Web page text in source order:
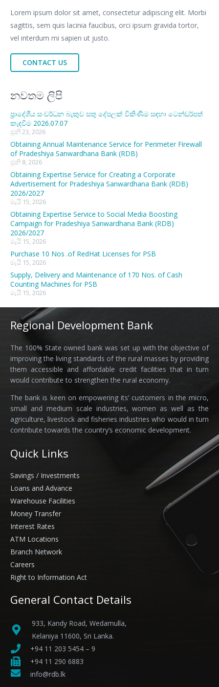
Lorem ipsum dolor sit amet, consectetur adipiscing elit. Morbi
sagittis, sem quis lacinia faucibus, orci ipsum gravida tortor,
vel interdum mi sapien ut justo.
CONTACT US
නවතම ලිපි
ප්‍රාදේශීය සංවර්ධන බැකුව සතු දේපලක් විකිණීම සඳහා ටෙන්ඩර්පත්
කැඳවීම 2026.07.07
ජූනි 23, 2026
Obtaining Annual Maintenance Service for Perimeter Firewall
of Pradeshiya Sanwardhana Bank (RDB)
ජූනි 8, 2026
Obtaining Expertise Service for Creating a Corporate
Advertisement for Pradeshiya Sanwardhana Bank (RDB)
2026/2027
මැයි 15, 2026
Obtaining Expertise Service to Social Media Boosting
Campaign for Pradeshiya Sanwardhana Bank (RDB)
2026/2027
මැයි 15, 2026
Purchase 10 Nos .of RedHat Licenses for PSB
මැයි 15, 2026
Supply, Delivery and Maintenance of 170 Nos. of Cash
Counting Machines for PSB
මැයි 15, 2026
Regional Development Bank
The 100% State owned bank was set up with the objective of
improving the living standards of the rural masses by providing
them accessible and affordable credit facilities that in turn
would contribute to strengthen the rural economy.
The bank is keen on empowering its’ customers in the micro,
small and medium scale industries, women as well as the
agriculture, livestock and fisheries industries who would in turn
contribute towards the country’s economic development.
Quick Links
Savings / Investments
Loans and Advance
Warehouse Facilities
Money Transfer
Interest Rates
ATM Locations
Branch Network
Careers
Right to Information Act
General Contact Details
933, Kandy Road, Wedamulla,
Kelaniya 11600, Sri Lanka.
+94 11 203 5454 – 9
+94 11 290 6883
info@rdb.lk